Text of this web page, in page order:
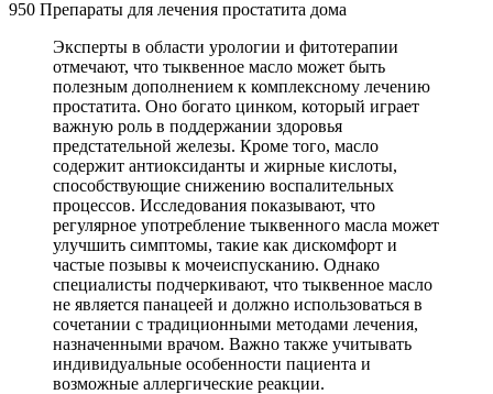
950 Препараты для лечения простатита дома
Эксперты в области урологии и фитотерапии
отмечают, что тыквенное масло может быть
полезным дополнением к комплексному лечению
простатита. Оно богато цинком, который играет
важную роль в поддержании здоровья
предстательной железы. Кроме того, масло
содержит антиоксиданты и жирные кислоты,
способствующие снижению воспалительных
процессов. Исследования показывают, что
регулярное употребление тыквенного масла может
улучшить симптомы, такие как дискомфорт и
частые позывы к мочеиспусканию. Однако
специалисты подчеркивают, что тыквенное масло
не является панацеей и должно использоваться в
сочетании с традиционными методами лечения,
назначенными врачом. Важно также учитывать
индивидуальные особенности пациента и
возможные аллергические реакции.